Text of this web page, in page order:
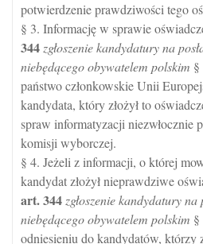
potwierdzenie prawdziwości tego
§ 3. Informację w sprawie
344 zgłoszenie kandydatury na
niebędącego obywatelem polskim
państwo członkowskie Unii
kandydata, który złożył to
spraw informatyzacji niezwłocznie
komisji wyborczej.
§ 4. Jeżeli z informacji, o której
kandydat złożył nieprawdziwe
art.344 zgłoszenie kandydatury
niebędącego obywatelem polskim
odniesieniu do kandydatów, którzy